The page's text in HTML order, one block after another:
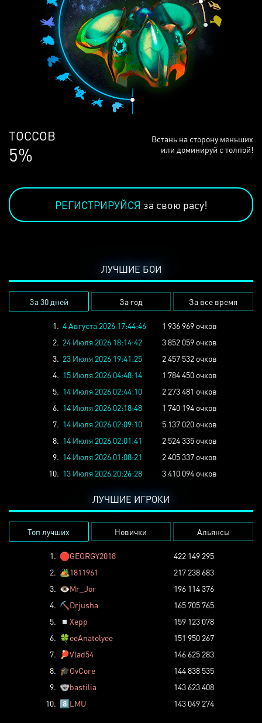
ЛЮДЕЙ
69%
Встань на сторону меньших
или доминируй с толпой!
РЕГИСТРИРУЙСЯ за свою расу!
ЛУЧШИЕ БОИ
За 30 дней За год За все время
1. 4 Августа 2026 17:44:46
1 936 969 очков
2. 24 Июля 2026 18:14:42
3 852 059 очков
3. 23 Июля 2026 19:41:25
2 457 532 очков
4. 15 Июля 2026 04:48:14
1 784 450 очков
5. 14 Июля 2026 02:44:10
2 273 481 очков
6. 14 Июля 2026 02:18:48
1 740 194 очков
7. 14 Июля 2026 02:09:10
5 137 020 очков
8. 14 Июля 2026 02:01:41
2 524 335 очков
9. 14 Июля 2026 01:08:21
2 405 337 очков
10. 13 Июля 2026 20:26:28 3 410 094 очков
ЛУЧШИЕ ИГРОКИ
Топ лучших Новички Альянсы
1. 🛑GEORGY2018
422 149 295
2. 🏕️1811961
217 238 683
3. 👁️Mr_Jor
196 114 376
4. ⛏️ Drjusha
165 705 765
5.
◽ Xepp
159 123 078
6. 🍀eeAnatolyee
151 950 267
7.
🏓Vlad54
146 625 283
8. 🎓OvCore
144 838 535
9. 🐨bastilia
143 623 408
10. 8️⃣LMU 143 049 274